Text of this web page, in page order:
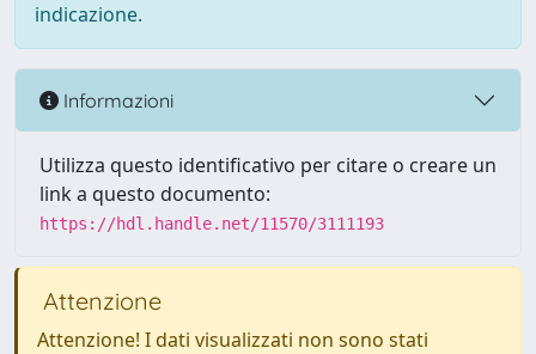
indicazione.
Informazioni
Utilizza questo identificativo per citare o creare un
link a questo documento:
https://hdl.handle.net/11570/3111193
Attenzione
Attenzione! I dati visualizzati non sono stati